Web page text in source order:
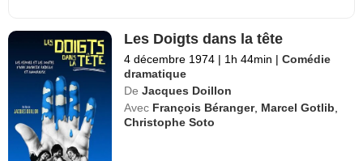
Les Doigts dans la tête
4 décembre 1974 | 1h 44min | Comédie
dramatique
De Jacques Doillon
Avec François Béranger, Marcel Gotlib
Christophe Soto